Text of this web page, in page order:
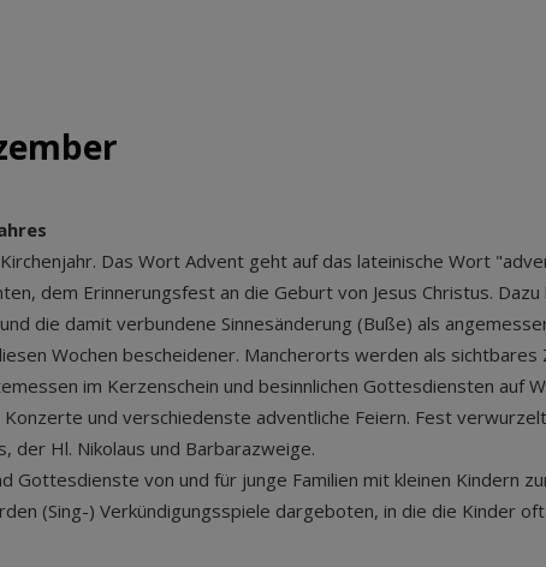
Das Wort Advent geht auf das lateinische Wort
dem Erinnerungsfest an die Geburt von Jesus Christus.
die damit verbundene Sinnesänderung (Buße) als
Wochen bescheidener. Mancherorts werden als
im Kerzenschein und besinnlichen Gottesdiensten auf
und verschiedenste adventliche Feiern. Fest
der Hl. Nikolaus und Barbarazweige.
Gottesdienste von und für junge Familien mit kleinen Kindern
(Sing-) Verkündigungsspiele dargeboten, in die die Kinder